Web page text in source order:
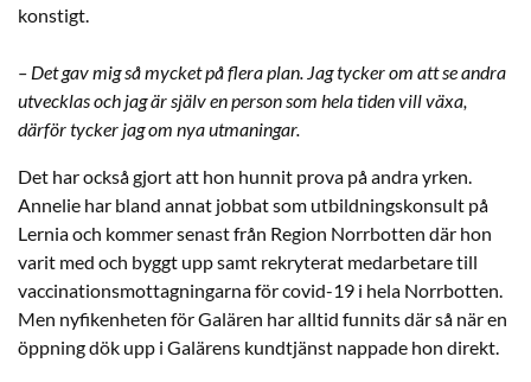
konstigt.
– Det gav mig så mycket på flera plan. Jag tycker om att se andra
utvecklas och jag är själv en person som hela tiden vill växa,
därför tycker jag om nya utmaningar.
Det har också gjort att hon hunnit prova på andra yrken.
Annelie har bland annat jobbat som utbildningskonsult på
Lernia och kommer senast från Region Norrbotten där hon
varit med och byggt upp samt rekryterat medarbetare till
vaccinationsmottagningarna för covid-19 i hela Norrbotten.
Men nyfikenheten för Galären har alltid funnits där så när en
öppning dök upp i Galärens kundtjänst nappade hon direkt.